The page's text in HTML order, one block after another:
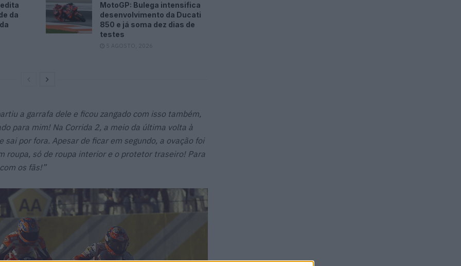
da
MotoGP: Bulega intensifica
desenvolvimento da Ducati
850 e já soma dez dias de
testes
5 AGOSTO, 2026
a garrafa dele e ficou zangado com isso também,
para mim! Na Corrida 2, a meio da última volta à
sai por fora. Apesar de ficar em segundo, a ovação foi
roupa, só de roupa interior e o protetor traseiro! Para
os fãs!”